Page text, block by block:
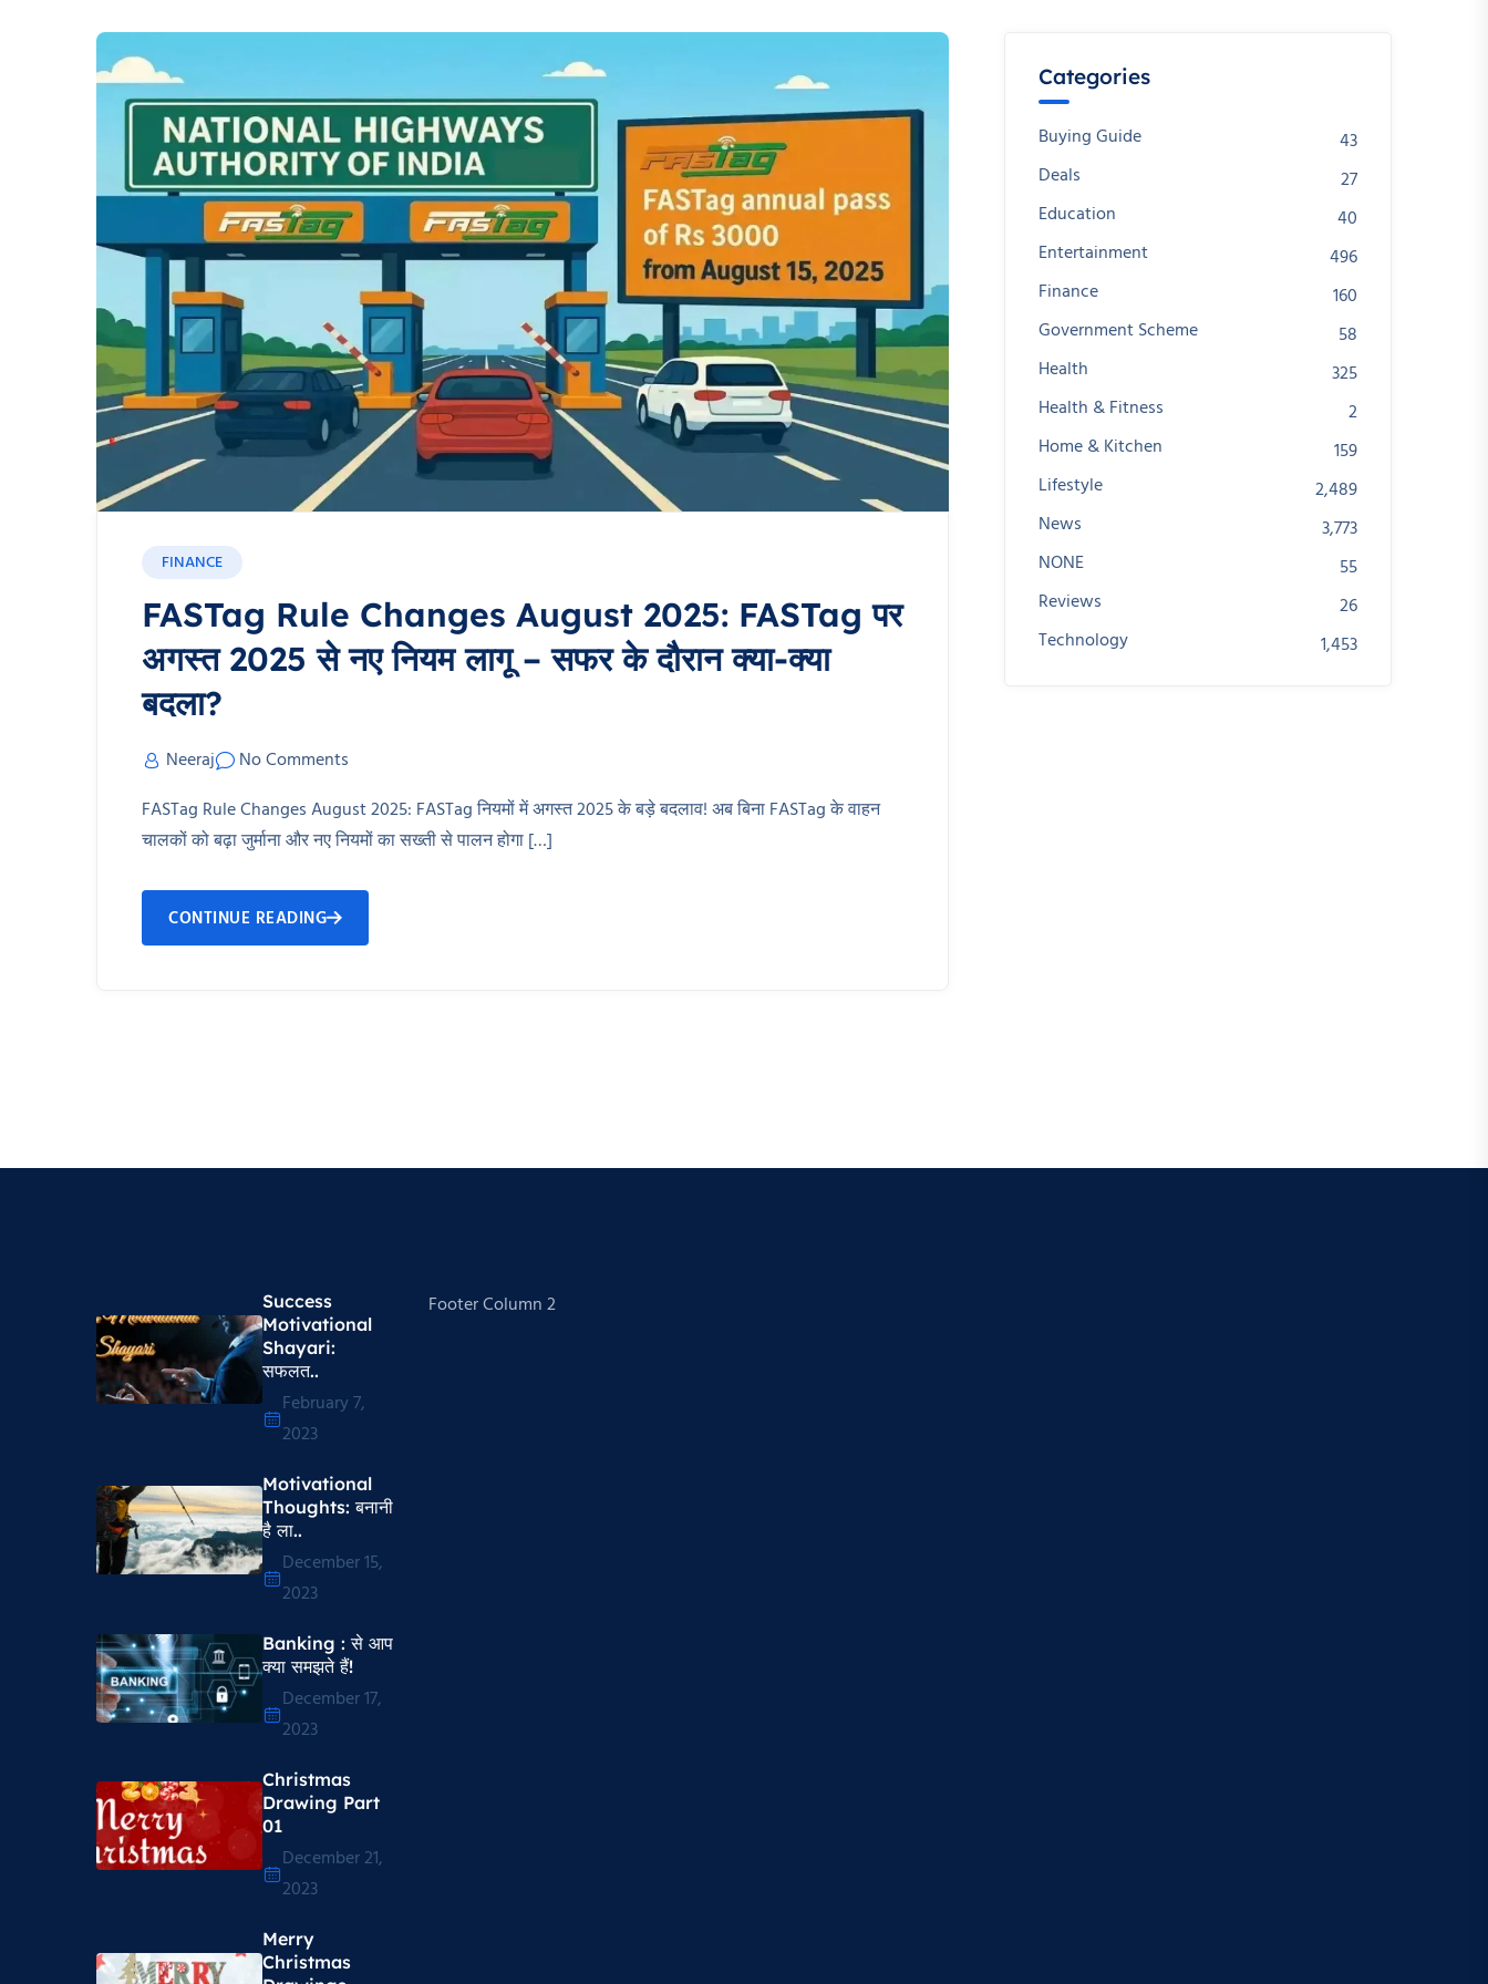
FINANCE
FASTag Rule Changes August 2025: FASTag पर
अगस्त 2025 से नए नियम लागू – सफर के दौरान क्या-क्या
बदला?
Neeraj
No Comments
FASTag Rule Changes August 2025: FASTag नियमों में अगस्त 2025 के बड़े बदलाव! अब बिना FASTag के वाहन
चालकों को बढ़ा जुर्माना और नए नियमों का सख्ती से पालन होगा […]
CONTINUE READING
Categories
Buying Guide
43
Deals
27
Education
40
Entertainment
496
Finance
160
Government Scheme
58
Health
325
Health & Fitness
2
Home & Kitchen
159
Lifestyle
2,489
News
3,773
NONE
55
Reviews
26
Technology
1,453
Success
Motivational
Shayari​:
सफलत..
February 7,
2023
Motivational
Thoughts​: बनानी
है ला..
December 15,
2023
Banking : से आप
क्या समझते हैं!
December 17,
2023
Christmas
Drawing Part
01
December 21,
2023
Merry
Christmas
Footer Column 2